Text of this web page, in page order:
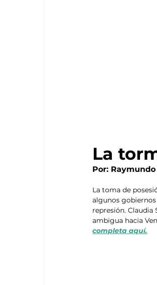
La
Por:
La toma de
algunos
represión.
ambigua hacia
completa aquí.